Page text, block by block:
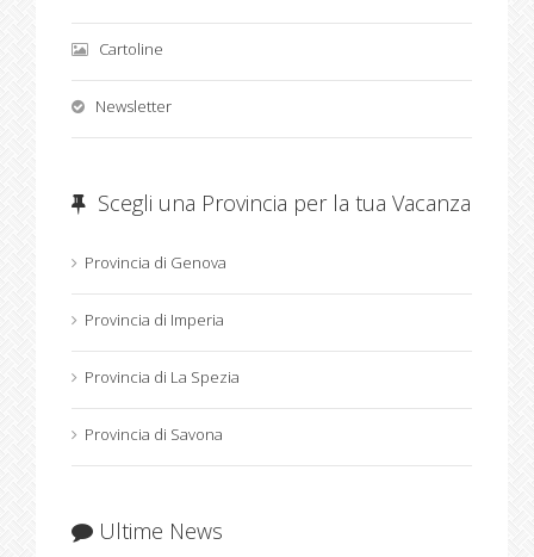
Cartoline
Newsletter
Scegli una Provincia per la tua Vacanza
Provincia di Genova
Provincia di Imperia
Provincia di La Spezia
Provincia di Savona
Ultime News